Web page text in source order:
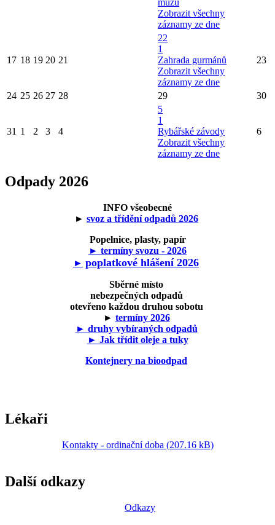
mužů
Zobrazit všechny
záznamy ze dne
17 18 19 20 21
22
1
Zahrada gurmánů
Zobrazit všechny
záznamy ze dne
23
24 25 26 27 28 29 30
31 1 2 3 4
5
1
Rybářské závody
Zobrazit všechny
záznamy ze dne
6
Odpady 2026
INFO všeobecné
► svoz a třídění odpadů 2026
Popelnice, plasty, papír
► termíny svozu - 2026
► poplatkové hlášení 2026
Sběrné místo
nebezpečných odpadů
otevřeno každou druhou sobotu
► termíny 2026
► druhy vybíraných odpadů
► Jak třídit oleje a tuky
Kontejnery na bioodpad
Lékaři
Kontakty - ordinační doba (207.16 kB)
Další odkazy
Odkazy